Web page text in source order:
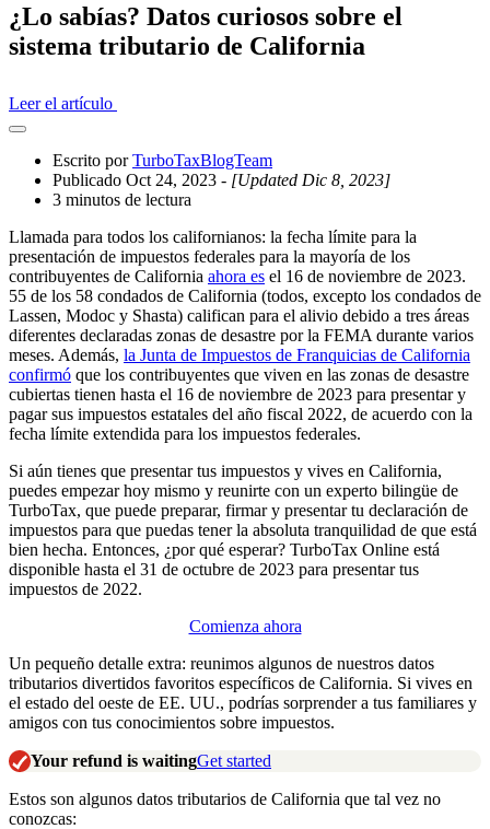
¿Lo sabías? Datos curiosos sobre el
sistema tributario de California
Leer el artículo
Abrir
cajón
compartido
Escrito porTurboTaxBlogTeam
Publicado Oct 24, 2023 - [Updated Dic 8, 2023]
3 minutos de lectura
Llamada para todos los californianos: la fecha límite para la
presentación de impuestos federales para la mayoría de los
contribuyentes de California ahora es el 16 de noviembre de 2023.
55 de los 58 condados de California (todos, excepto los condados de
Lassen, Modoc y Shasta) califican para el alivio debido a tres áreas
diferentes declaradas zonas de desastre por la FEMA durante varios
meses. Además, la Junta de Impuestos de Franquicias de California
confirmó que los contribuyentes que viven en las zonas de desastre
cubiertas tienen hasta el 16 de noviembre de 2023 para presentar y
pagar sus impuestos estatales del año fiscal 2022, de acuerdo con la
fecha límite extendida para los impuestos federales.
Si aún tienes que presentar tus impuestos y vives en California,
puedes empezar hoy mismo y reunirte con un experto bilingüe de
TurboTax, que puede preparar, firmar y presentar tu declaración de
impuestos para que puedas tener la absoluta tranquilidad de que está
bien hecha. Entonces, ¿por qué esperar? TurboTax Online está
disponible hasta el 31 de octubre de 2023 para presentar tus
impuestos de 2022.
Comienza ahora
Un pequeño detalle extra: reunimos algunos de nuestros datos
tributarios divertidos favoritos específicos de California. Si vives en
el estado del oeste de EE. UU., podrías sorprender a tus familiares y
amigos con tus conocimientos sobre impuestos.
Your refund is waitingGet started
Estos son algunos datos tributarios de California que tal vez no
conozcas: